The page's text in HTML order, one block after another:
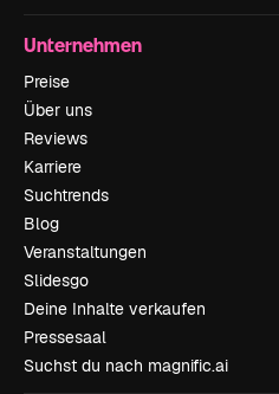
Unternehmen
Preise
Über uns
Reviews
Karriere
Suchtrends
Blog
Veranstaltungen
Slidesgo
Deine Inhalte verkaufen
Pressesaal
Suchst du nach magnific.ai